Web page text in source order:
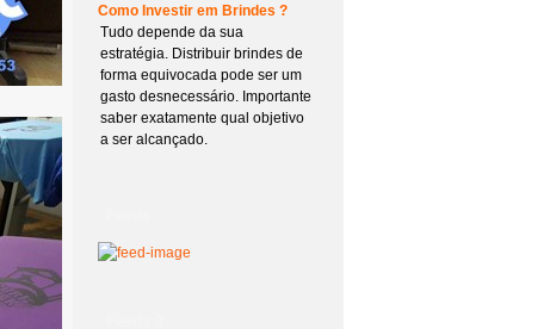
Como Investir em Brindes ?
Tudo depende da sua
estratégia. Distribuir brindes de
forma equivocada pode ser um
gasto desnecessário. Importante
saber exatamente qual objetivo
a ser alcançado.